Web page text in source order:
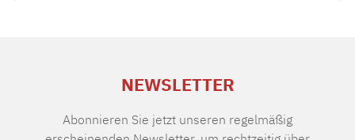
NEWSLETTER
Abonnieren Sie jetzt unseren regelmäßig